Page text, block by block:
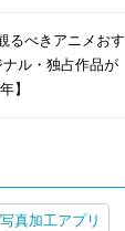
るべきアニメおす
ル・独占作品が
】
写真加工アプリ